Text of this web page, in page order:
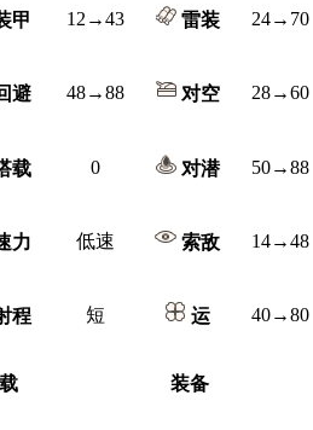
甲 12→43 雷装 24→70
避 48→88 对空 28→60
载 0 对潜 50→88
力 低速 索敌 14→48
程 短 运 40→80
装备